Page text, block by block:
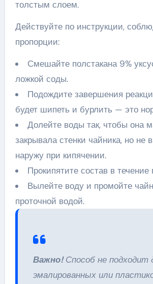
толстым слоем.
Действуйте по инструкции,
пропорции:
Смешайте полстакана 9%
ложкой соды.
Подождите завершения
будет шипеть и бурлить — это
Долейте воды так, чтобы она
закрывала стенки чайника, но не
наружу при кипячении.
Прокипятите состав в течение
Вылейте воду и промойте
проточной водой.
Важно!Способ не подходит
эмалированных или